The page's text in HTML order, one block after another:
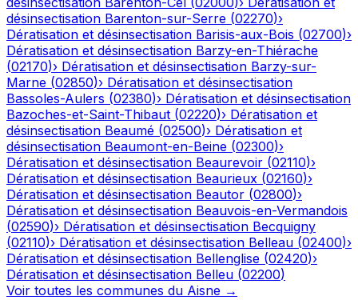
désinsectisation Barenton-sur-Serre (02270)›
Dératisation et désinsectisation Barisis-aux-Bois (02700)›
Dératisation et désinsectisation Barzy-en-Thiérache
(02170)› Dératisation et désinsectisation Barzy-sur-
Marne (02850)› Dératisation et désinsectisation
Bassoles-Aulers (02380)› Dératisation et désinsectisation
Bazoches-et-Saint-Thibaut (02220)› Dératisation et
désinsectisation Beaumé (02500)› Dératisation et
désinsectisation Beaumont-en-Beine (02300)›
Dératisation et désinsectisation Beaurevoir (02110)›
Dératisation et désinsectisation Beaurieux (02160)›
Dératisation et désinsectisation Beautor (02800)›
Dératisation et désinsectisation Beauvois-en-Vermandois
(02590)› Dératisation et désinsectisation Becquigny
(02110)› Dératisation et désinsectisation Belleau (02400)›
Dératisation et désinsectisation Bellenglise (02420)›
Dératisation et désinsectisation Belleu (02200)
Voir toutes les communes du Aisne →